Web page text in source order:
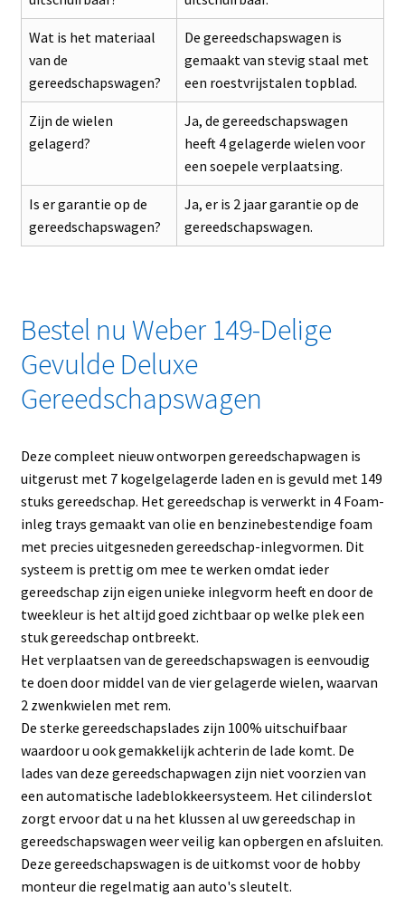
Wat is het materiaal
van de
gereedschapswagen?
De gereedschapswagen is
gemaakt van stevig staal met
een roestvrijstalen topblad.
Zijn de wielen
gelagerd?
Ja, de gereedschapswagen
heeft 4 gelagerde wielen voor
een soepele verplaatsing.
Is er garantie op de
gereedschapswagen?
Ja, er is 2 jaar garantie op de
gereedschapswagen.
Bestel nu Weber 149-Delige
Gevulde Deluxe
Gereedschapswagen
Deze compleet nieuw ontworpen gereedschapwagen is
uitgerust met 7 kogelgelagerde laden en is gevuld met 149
stuks gereedschap. Het gereedschap is verwerkt in 4 Foam-
inleg trays gemaakt van olie en benzinebestendige foam
met precies uitgesneden gereedschap-inlegvormen. Dit
systeem is prettig om mee te werken omdat ieder
gereedschap zijn eigen unieke inlegvorm heeft en door de
tweekleur is het altijd goed zichtbaar op welke plek een
stuk gereedschap ontbreekt.
Het verplaatsen van de gereedschapswagen is eenvoudig
te doen door middel van de vier gelagerde wielen, waarvan
2 zwenkwielen met rem.
De sterke gereedschapslades zijn 100% uitschuifbaar
waardoor u ook gemakkelijk achterin de lade komt. De
lades van deze gereedschapwagen zijn niet voorzien van
een automatische ladeblokkeersysteem. Het cilinderslot
zorgt ervoor dat u na het klussen al uw gereedschap in
gereedschapswagen weer veilig kan opbergen en afsluiten.
Deze gereedschapswagen is de uitkomst voor de hobby
monteur die regelmatig aan auto's sleutelt.